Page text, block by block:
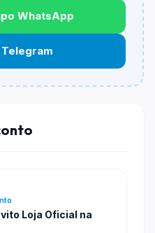
de itens participantes
especificos podem
WhatsApp
Loja Oficial na